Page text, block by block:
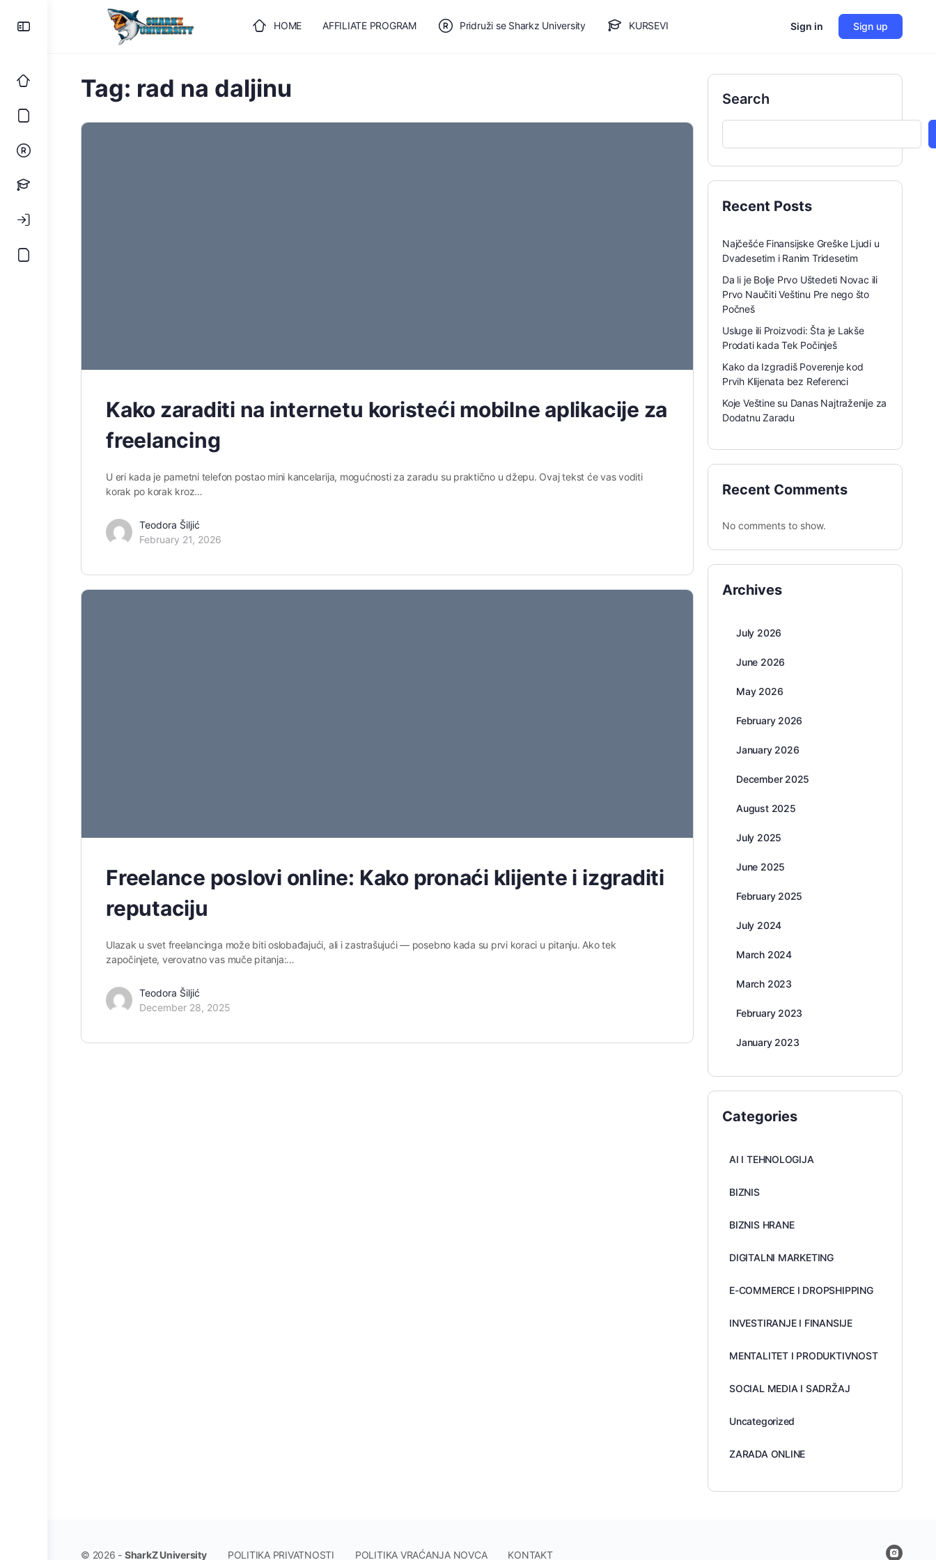
HOME AFFILIATE PROGRAM Pridruži se Sharkz University KURSEVI Sign in Sign up
Tag: rad na daljinu
Kako zaraditi na internetu koristeći mobilne aplikacije za
freelancing
U eri kada je pametni telefon postao mini kancelarija, mogućnosti za zaradu su praktično u džepu. Ovaj tekst će vas voditi
korak po korak kroz…
Teodora Šiljić
February 21, 2026
Freelance poslovi online: Kako pronaći klijente i izgraditi
reputaciju
Ulazak u svet freelancinga može biti oslobađajući, ali i zastrašujući — posebno kada su prvi koraci u pitanju. Ako tek
započinjete, verovatno vas muče pitanja:…
Teodora Šiljić
December 28, 2025
Search
Recent Posts
Najčešće Finansijske Greške Ljudi u
Dvadesetim i Ranim Tridesetim
Da li je Bolje Prvo Uštedeti Novac ili
Prvo Naučiti Veštinu Pre nego što
Počneš
Usluge ili Proizvodi: Šta je Lakše
Prodati kada Tek Počinješ
Kako da Izgradiš Poverenje kod
Prvih Klijenata bez Referenci
Koje Veštine su Danas Najtraženije za
Dodatnu Zaradu
Recent Comments
No comments to show.
Archives
July 2026
June 2026
May 2026
February 2026
January 2026
December 2025
August 2025
July 2025
June 2025
February 2025
July 2024
March 2024
March 2023
February 2023
January 2023
Categories
AI I TEHNOLOGIJA
BIZNIS
BIZNIS HRANE
DIGITALNI MARKETING
E-COMMERCE I DROPSHIPPING
INVESTIRANJE I FINANSIJE
MENTALITET I PRODUKTIVNOST
SOCIAL MEDIA I SADRŽAJ
Uncategorized
ZARADA ONLINE
© 2026 - SharkZ University POLITIKA PRIVATNOSTI POLITIKA VRAĆANJA NOVCA KONTAKT